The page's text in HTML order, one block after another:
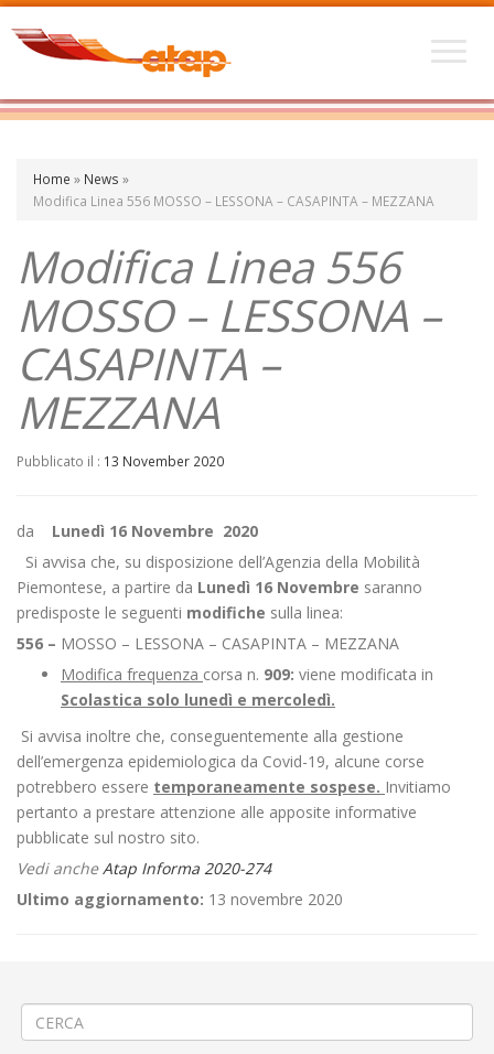
Home » News »
Modifica Linea 556 MOSSO – LESSONA – CASAPINTA – MEZZANA
Modifica Linea 556
MOSSO – LESSONA –
CASAPINTA –
MEZZANA
Pubblicato il : 13 November 2020
da Lunedì 16 Novembre 2020
Si avvisa che, su disposizione dell’Agenzia della Mobilità
Piemontese, a partire da Lunedì 16 Novembre saranno
predisposte le seguenti modifiche sulla linea:
556 – MOSSO – LESSONA – CASAPINTA – MEZZANA
Modifica frequenza corsa n. 909: viene modificata in
Scolastica solo lunedì e mercoledì.
Si avvisa inoltre che, conseguentemente alla gestione
dell’emergenza epidemiologica da Covid-19, alcune corse
potrebbero essere temporaneamente sospese. Invitiamo
pertanto a prestare attenzione alle apposite informative
pubblicate sul nostro sito.
Vedi ancheAtap Informa 2020-274
Ultimo aggiornamento: 13 novembre 2020